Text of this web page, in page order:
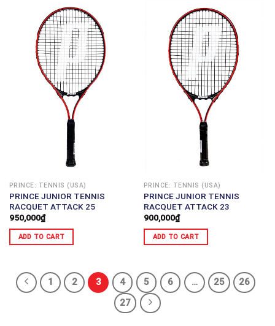
PRINCE: TENNIS (USA)
PRINCE JUNIOR TENNIS
RACQUET ATTACK 25
950,000₫
ADD TO CART
PRINCE: TENNIS (USA)
PRINCE JUNIOR TENNIS
RACQUET ATTACK 23
900,000₫
ADD TO CART
1 2 3 4 5 6 … 25
26
27